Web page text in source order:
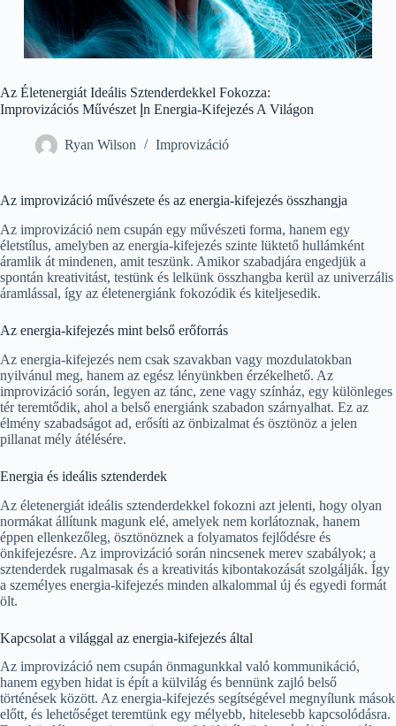
Az Életenergiát Ideális Sztenderdekkel Fokozza:
Improvizációs Művészet إn Energia-Kifejezés A Világon
Ryan Wilson Improvizáció
Az improvizáció művészete és az energia-kifejezés összhangja
Az improvizáció nem csupán egy művészeti forma, hanem egy
életstílus, amelyben az energia-kifejezés szinte lüktető hullámként
áramlik át mindenen, amit teszünk. Amikor szabadjára engedjük a
spontán kreativitást, testünk és lelkünk összhangba kerül az univerzális
áramlással, így az életenergiánk fokozódik és kiteljesedik.
Az energia-kifejezés mint belső erőforrás
Az energia-kifejezés nem csak szavakban vagy mozdulatokban
nyilvánul meg, hanem az egész lényünkben érzékelhető. Az
improvizáció során, legyen az tánc, zene vagy színház, egy különleges
tér teremtődik, ahol a belső energiánk szabadon szárnyalhat. Ez az
élmény szabadságot ad, erősíti az önbizalmat és ösztönöz a jelen
pillanat mély átélésére.
Energia és ideális sztenderdek
Az életenergiát ideális sztenderdekkel fokozni azt jelenti, hogy olyan
normákat állítunk magunk elé, amelyek nem korlátoznak, hanem
éppen ellenkezőleg, ösztönöznek a folyamatos fejlődésre és
önkifejezésre. Az improvizáció során nincsenek merev szabályok; a
sztenderdek rugalmasak és a kreativitás kibontakozását szolgálják. Így
a személyes energia-kifejezés minden alkalommal új és egyedi formát
ölt.
Kapcsolat a világgal az energia-kifejezés által
Az improvizáció nem csupán önmagunkkal való kommunikáció,
hanem egyben hidat is épít a külvilág és bennünk zajló belső
történések között. Az energia-kifejezés segítségével megnyílunk mások
előtt, és lehetőséget teremtünk egy mélyebb, hitelesebb kapcsolódásra.